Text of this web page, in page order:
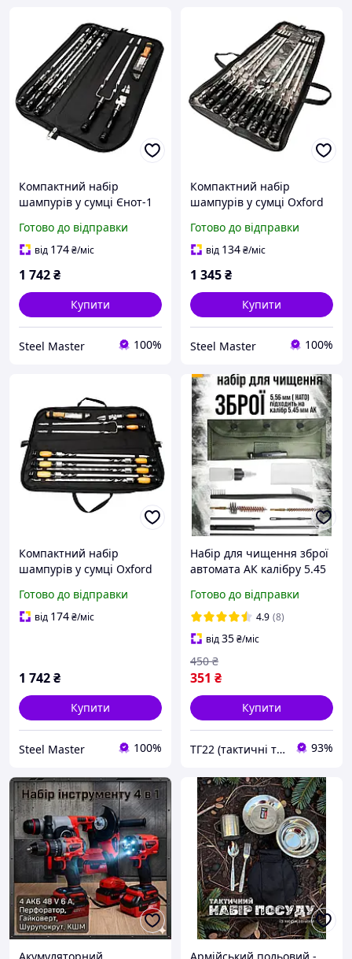
Компактний набір
шампурів у сумці Єнот-1
+ подвійний шампур)
Готово до відправки
від 174₴/міс
1 742₴
Купити
Steel Master 100%
Компактний набір
шампурів у сумці Oxford
професійна нержавійка
Готово до відправки
від 134₴/міс
1 345₴
Купити
Steel Master 100%
Компактний набір
шампурів у сумці Oxford
коричневий (сталь 3 мм +
ніж)
Готово до відправки
від 174₴/міс
1 742₴
Купити
Steel Master 100%
Набір для чищення зброї
автомата АК калібру 5.45
Mil-tec польовий
професійний компактний
легкий комплект
Готово до відправки
4.9 (8)
від35₴/міс
351 ₴
450 ₴
Купити
ТГ22 (тактичні товари) 93%